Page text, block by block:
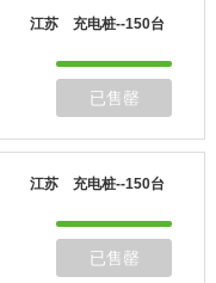
江苏 充电桩--150台
已售罄
江苏 充电桩--150台
已售罄